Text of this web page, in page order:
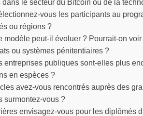
dans le secteur du Bitcoin ou de la
vous les participants au
ou régions ?
modèle peut-il évoluer ? Pourrait-on
ou systèmes pénitentiaires ?
entreprises publiques sont-elles plus
en espèces ?
avez-vous rencontrés auprès des
surmontez-vous ?
envisagez-vous pour les diplômés